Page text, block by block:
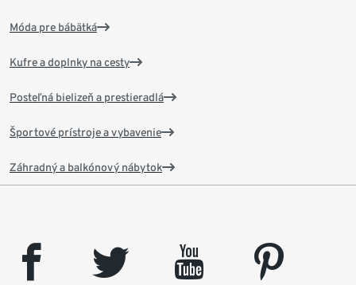
Móda pre bábätká
Kufre a doplnky na cesty
Posteľná bielizeň a prestieradlá
Športové prístroje a vybavenie
Záhradný a balkónový nábytok
facebook twitter youtube
pinterest